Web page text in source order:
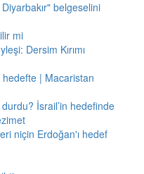
belgeselini
mi
Dersim Kırımı
hedefte | Macaristan
İsrail’in hedefinde
niçin Erdoğan'ı hedef